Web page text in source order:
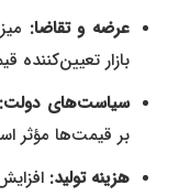
عرضه و تقاضا:میزان
بازار تعیین‌کننده
سیاست‌های دولت:
بر قیمت‌ها مؤثر است.
هزینه تولید:افزایش